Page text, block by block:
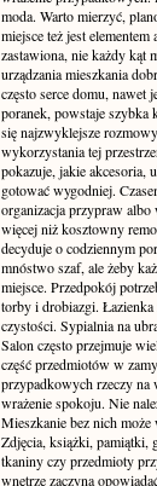
moda. Warto mierzyć,
miejsce też jest
zastawiona, nie każdy kąt
urządzania mieszkania
często serce domu, nawet
poranek, powstaje szybka
się najzwyklejsze
wykorzystania tej
pokazuje, jakie akcesoria,
gotować wygodniej.
organizacja przypraw
więcej niż kosztowny
decyduje o codziennym
mnóstwo szaf, ale żeby
miejsce. Przedpokój
torby i drobiazgi.
czystości. Sypialnia na
Salon często przejmuje
część przedmiotów w
przypadkowych rzeczy na
wrażenie spokoju. Nie
Mieszkanie bez nich może
Zdjęcia, książki, pamiątki,
tkaniny czy przedmioty
wnętrze zaczyna